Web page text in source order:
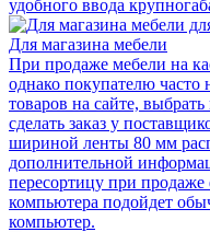
удобного ввода
Для магазина мебели
При продаже мебели на
однако покупателю часто
товаров на сайте,
сделать заказ у
шириной ленты 80 мм
дополнительной
пересортицу при
компьютера подойдет
компьютер.